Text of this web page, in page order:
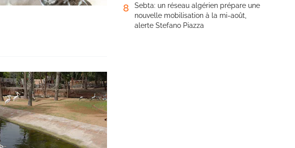
8
Sebta: un réseau algérien prépare une
nouvelle mobilisation à la mi-août,
alerte Stefano Piazza